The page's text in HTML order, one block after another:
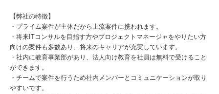
【弊社の特徴】
・プライム案件が主体だから上流案件に携われます。
・将来ITコンサルを目指す方やプロジェクトマネージャをやりたい方
向けの案件も多数あり、将来のキャリアが充実しています。
・社内に教育事業部があり、法人向け教育を社員は無料で受けること
ができます。
・チームで案件を行うため社内メンバーとコミュニケーションが取り
やすいです。